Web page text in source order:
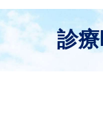
診